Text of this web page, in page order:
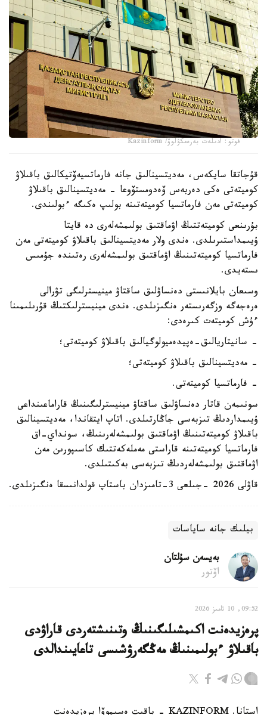
فوتو: ادىلەت بەرەمكۋلوۆ/ Kazinform
قۇجاتقا سايكەس، مەديتسينالىق جانە فارماتسيەۆتيكالىق باقىلاۋ
كوميتەتى ەكى دەربەس ۆەدومستۆوعا - مەديتسينالىق باقىلاۋ
كوميتەتى مەن فارماتسيا كوميتەتىنە بولىپ ەكىگە ءبولىندى.
بۇرىنعى كوميتەتتىڭ اۋماقتىق بولىمشەلەرى دە قايتا
ۇيىمداستىرىلدى. ەندى ولار مەديتسينالىق باقىلاۋ كوميتەتى مەن
فارماتسيا كوميتەتىنىڭ اۋماقتىق بولىمشەلەرى رەتىندە جۇمىس
ىستەيدى.
وسىعان بايلانىستى دەنساۋلىق ساقتاۋ مينيسترلىگى تۋرالى
ەرەجەگە وزگەرىستەر ەنگىزىلدى. ەندى مينيسترلىكتىڭ قۇرىلىمىنا
ءۇش كوميتەت كىرەدى:
- سانيتاريالىق-ەپيدەميولوگيالىق باقىلاۋ كوميتەتى؛
- مەديتسينالىق باقىلاۋ كوميتەتى؛
- فارماتسيا كوميتەتى.
سونىمەن قاتار دەنساۋلىق ساقتاۋ مينيسترلىگىنىڭ قاراماعىنداعى
ۇيىمداردىڭ تىزبەسى جاڭارتىلدى. اتاپ ايتقاندا، مەديتسينالىق
باقىلاۋ كوميتەتىنىڭ اۋماقتىق بولىمشەلەرىنىڭ، سونداي-اق
فارماتسيا كوميتەتىنە قاراستى مەملەكەتتىك كاسىپورىن مەن
اۋماقتىق بولىمشەلەردىڭ تىزبەسى بەكىتىلدى.
قاۋلى 2026 -جىلعى 3-تامىزدان باستاپ قولدانىسقا ەنگىزىلدى.
بيلىك جانە ساياسات
بەيسەن سۇلتان
اۆتور
09:52, 10 تامىز 2026
پرەزيدەنت اكىمشىلىگىنىڭ وتىنىشتەردى قاراۋدى
باقىلاۋ ءبولىمىنىڭ مەڭگەرۋشىسى تاعايىندالدى